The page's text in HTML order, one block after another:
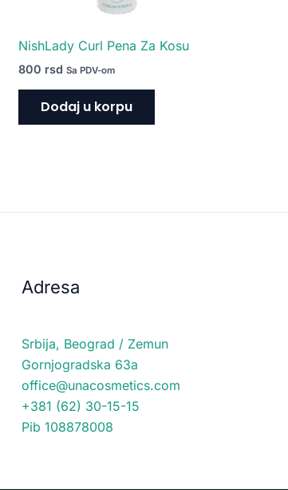
NishLady Curl Pena Za Kosu
800 rsd Sa PDV-om
Dodaj u korpu
Adresa
Srbija, Beograd / Zemun
Gornjogradska 63a
office@unacosmetics.com
+381 (62) 30-15-15
Pib 108878008